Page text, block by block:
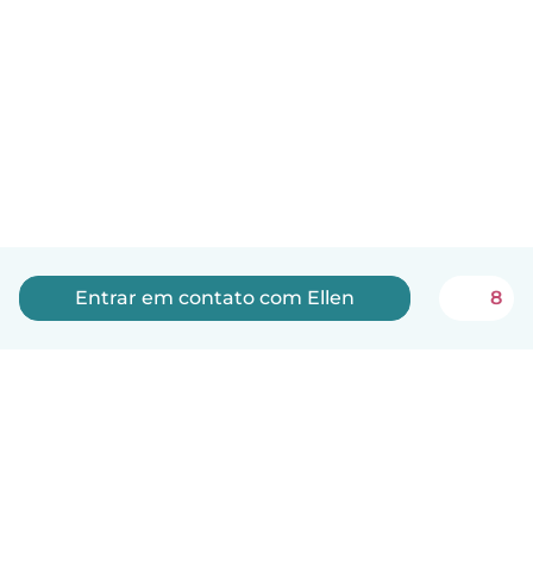
Entrar em contato com Ellen 8